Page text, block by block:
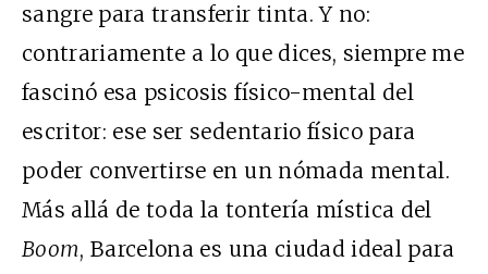
sangre para transferir tinta. Y no:
contrariamente a lo que dices, siempre me
fascinó esa psicosis físico-mental del
escritor: ese ser sedentario físico para
poder convertirse en un nómada mental.
Más allá de toda la tontería mística del
Boom, Barcelona es una ciudad ideal para